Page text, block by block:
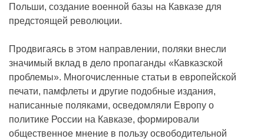
Польши, создание военной базы на Кавказе для
предстоящей революции.
Продвигаясь в этом направлении, поляки внесли
значимый вклад в дело пропаганды «Кавказской
проблемы». Многочисленные статьи в европейской
печати, памфлеты и другие подобные издания,
написанные поляками, осведомляли Европу о
политике России на Кавказе, формировали
общественное мнение в пользу освободительной